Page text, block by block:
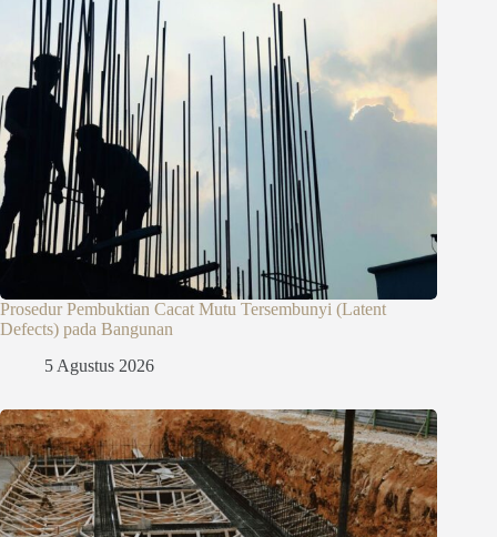
Prosedur Pembuktian Cacat Mutu Tersembunyi (Latent
Defects) pada Bangunan
5 Agustus 2026